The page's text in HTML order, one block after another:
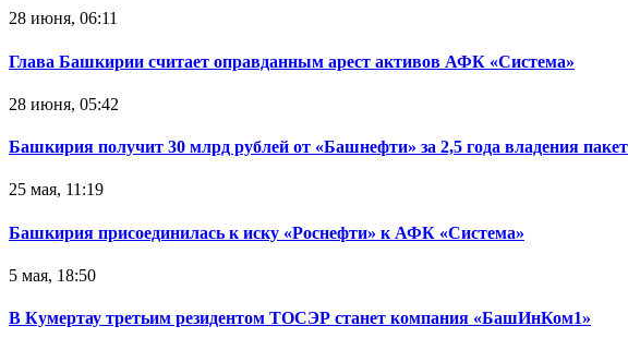
28 июня, 06:11
Глава Башкирии считает оправданным арест активов АФК «Система»‍
28 июня, 05:42
Башкирия получит 30 млрд рублей от «Башнефти» за 2,5 года владения
25 мая, 11:19
Башкирия присоединилась к иску «Роснефти» к АФК «Система»
5 мая, 18:50
В Кумертау третьим резидентом ТОСЭР станет компания «БашИнКом1»